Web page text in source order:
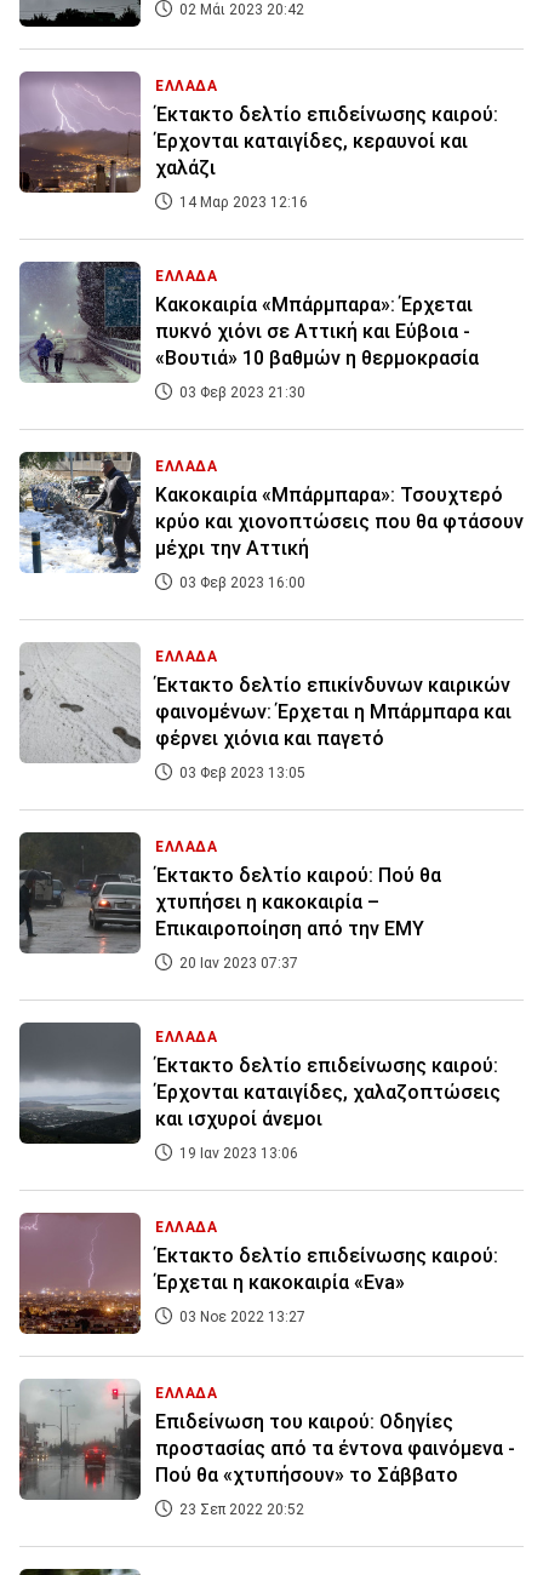
02 Μάι 2023 20:42
ΕΛΛΑΔΑ
Έκτακτο δελτίο επιδείνωσης καιρού:
Έρχονται καταιγίδες, κεραυνοί και
χαλάζι
14 Μαρ 2023 12:16
ΕΛΛΑΔΑ
Κακοκαιρία «Μπάρμπαρα»: Έρχεται
πυκνό χιόνι σε Αττική και Εύβοια -
«Βουτιά» 10 βαθμών η θερμοκρασία
03 Φεβ 2023 21:30
ΕΛΛΑΔΑ
Κακοκαιρία «Μπάρμπαρα»: Τσουχτερό
κρύο και χιονοπτώσεις που θα φτάσουν
μέχρι την Αττική
03 Φεβ 2023 16:00
ΕΛΛΑΔΑ
Έκτακτο δελτίο επικίνδυνων καιρικών
φαινομένων: Έρχεται η Μπάρμπαρα και
φέρνει χιόνια και παγετό
03 Φεβ 2023 13:05
ΕΛΛΑΔΑ
Έκτακτο δελτίο καιρού: Πού θα
χτυπήσει η κακοκαιρία –
Επικαιροποίηση από την ΕΜΥ
20 Ιαν 2023 07:37
ΕΛΛΑΔΑ
Έκτακτο δελτίο επιδείνωσης καιρού:
Έρχονται καταιγίδες, χαλαζοπτώσεις
και ισχυροί άνεμοι
19 Ιαν 2023 13:06
ΕΛΛΑΔΑ
Έκτακτο δελτίο επιδείνωσης καιρού:
Έρχεται η κακοκαιρία «Eva»
03 Νοε 2022 13:27
ΕΛΛΑΔΑ
Επιδείνωση του καιρού: Οδηγίες
προστασίας από τα έντονα φαινόμενα -
Πού θα «χτυπήσουν» το Σάββατο
23 Σεπ 2022 20:52